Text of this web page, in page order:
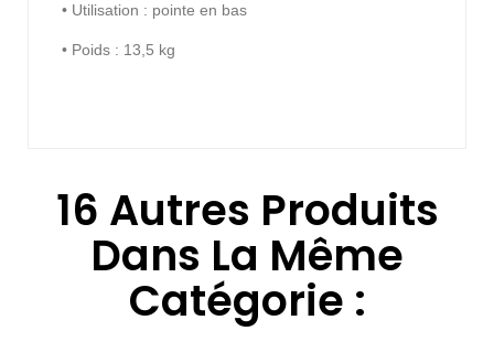
• Utilisation : pointe en bas
• Poids : 13,5 kg
16 Autres Produits
Dans La Même
Catégorie :